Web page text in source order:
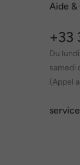
Aide
+33
Du
samedi
(Appel